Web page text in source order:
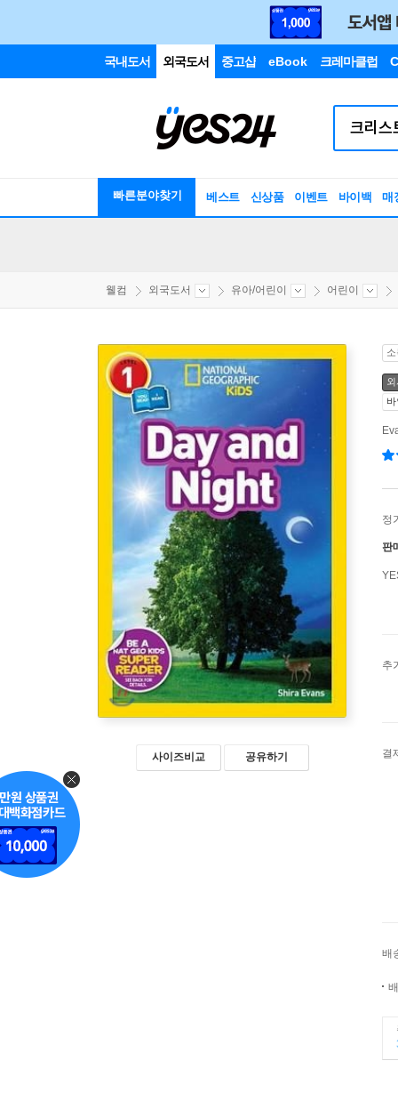
국내도서 외국도서 중고샵 eBook 크레마클럽
빠른분야찾기 베스트 신상품 이벤트 바이백 매
웰컴 외국도서 유아/어린이 어린이
사이즈비교 공유하기
정
판
추
결
배